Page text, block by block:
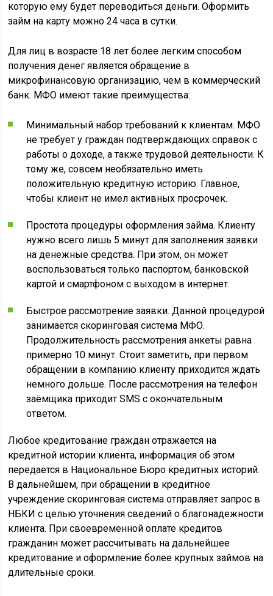
которую ему будет переводиться деньги. Оформить
займ на карту можно 24 часа в сутки.
Для лиц в возрасте 18 лет более легким способом
получения денег является обращение в
микрофинансовую организацию, чем в коммерческий
банк. МФО имеют такие преимущества:
Минимальный набор требований к клиентам. МФО
не требует у граждан подтверждающих справок с
работы о доходе, а также трудовой деятельности. К
тому же, совсем необязательно иметь
положительную кредитную историю. Главное,
чтобы клиент не имел активных просрочек.
Простота процедуры оформления займа. Клиенту
нужно всего лишь 5 минут для заполнения заявки
на денежные средства. При этом, он может
воспользоваться только паспортом, банковской
картой и смартфоном с выходом в интернет.
Быстрое рассмотрение заявки. Данной процедурой
занимается скоринговая система МФО.
Продолжительность рассмотрения анкеты равна
примерно 10 минут. Стоит заметить, при первом
обращении в компанию клиенту приходится ждать
немного дольше. После рассмотрения на телефон
заёмщика приходит SMS с окончательным
ответом.
Любое кредитование граждан отражается на
кредитной истории клиента, информация об этом
передается в Национальное Бюро кредитных историй.
В дальнейшем, при обращении в кредитное
учреждение скоринговая система отправляет запрос в
НБКИ с целью уточнения сведений о благонадежности
клиента. При своевременной оплате кредитов
гражданин может рассчитывать на дальнейшее
кредитование и оформление более крупных займов на
длительные сроки.